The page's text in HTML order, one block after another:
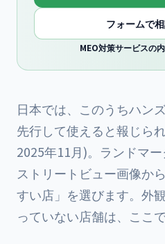
フォームで
MEO対策サービスの
日本では、このうちハン
先行して使えると報じら
2025年11月)。ランドマ
ストリートビュー画像か
すい店」を選びます。外
っていない店舗は、ここ